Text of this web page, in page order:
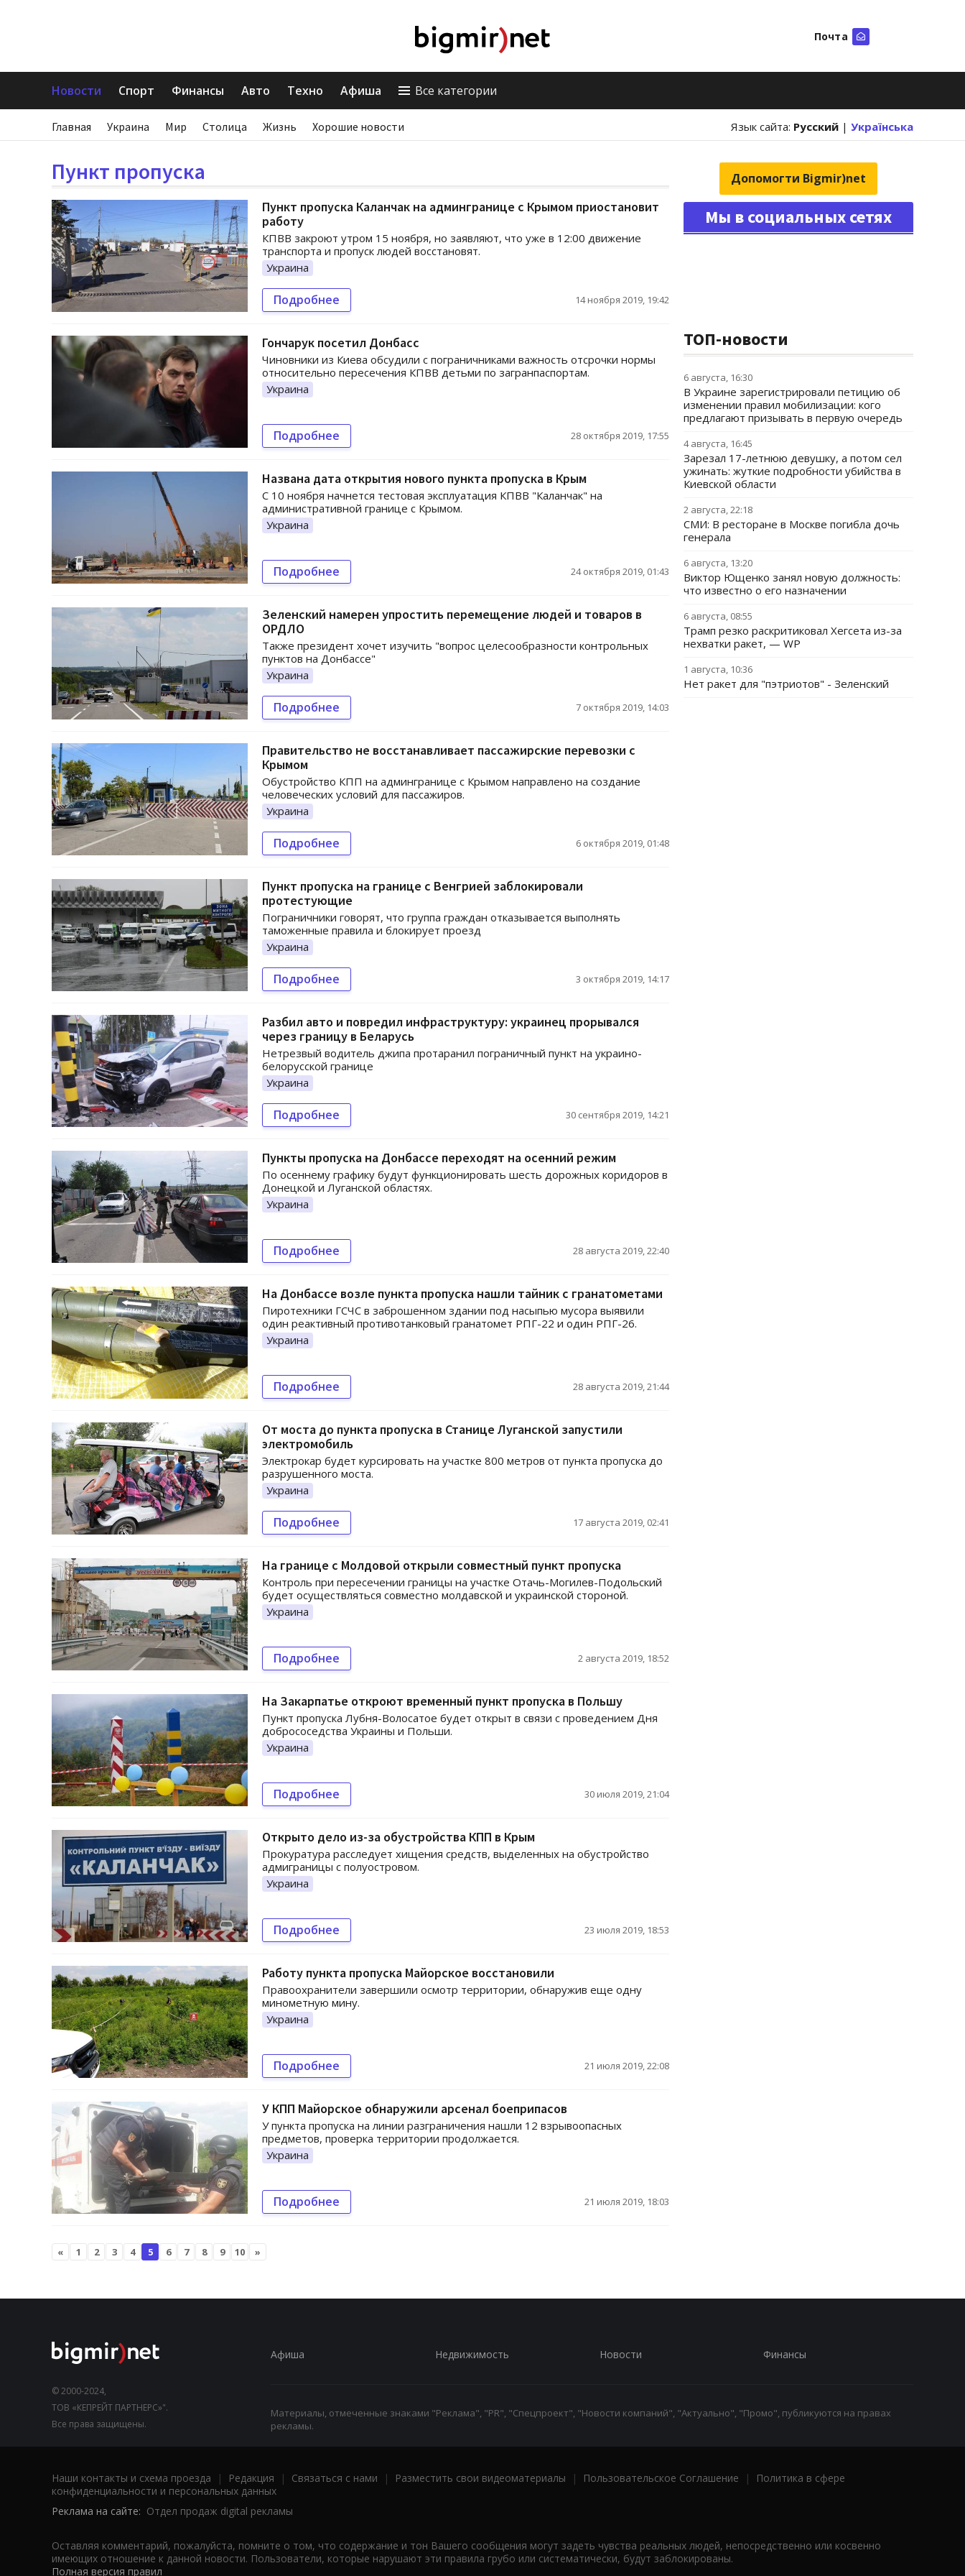
Почта
Новости Спорт Финансы Авто Техно Афиша Все категории
Главная Украина Мир Столица Жизнь Хорошие новости Язык сайта: Русский | Українська
Пункт пропуска
Пункт пропуска Каланчак на админгранице с Крымом приостановит
работу
КПВВ закроют утром 15 ноября, но заявляют, что уже в 12:00 движение
транспорта и пропуск людей восстановят.
Украина
Подробнее 14 ноября 2019, 19:42
Гончарук посетил Донбасс
Чиновники из Киева обсудили с пограничниками важность отсрочки нормы
относительно пересечения КПВВ детьми по загранпаспортам.
Украина
Подробнее 28 октября 2019, 17:55
Названа дата открытия нового пункта пропуска в Крым
С 10 ноября начнется тестовая эксплуатация КПВВ "Каланчак" на
административной границе с Крымом.
Украина
Подробнее 24 октября 2019, 01:43
Зеленский намерен упростить перемещение людей и товаров в
ОРДЛО
Также президент хочет изучить "вопрос целесообразности контрольных
пунктов на Донбассе"
Украина
Подробнее 7 октября 2019, 14:03
Правительство не восстанавливает пассажирские перевозки с
Крымом
Обустройство КПП на админгранице с Крымом направлено на создание
человеческих условий для пассажиров.
Украина
Подробнее 6 октября 2019, 01:48
Пункт пропуска на границе с Венгрией заблокировали
протестующие
Пограничники говорят, что группа граждан отказывается выполнять
таможенные правила и блокирует проезд
Украина
Подробнее 3 октября 2019, 14:17
Разбил авто и повредил инфраструктуру: украинец прорывался
через границу в Беларусь
Нетрезвый водитель джипа протаранил пограничный пункт на украино-
белорусской границе
Украина
Подробнее 30 сентября 2019, 14:21
Пункты пропуска на Донбассе переходят на осенний режим
По осеннему графику будут функционировать шесть дорожных коридоров в
Донецкой и Луганской областях.
Украина
Подробнее 28 августа 2019, 22:40
На Донбассе возле пункта пропуска нашли тайник с гранатометами
Пиротехники ГСЧС в заброшенном здании под насыпью мусора выявили
один реактивный противотанковый гранатомет РПГ-22 и один РПГ-26.
Украина
Подробнее 28 августа 2019, 21:44
От моста до пункта пропуска в Станице Луганской запустили
электромобиль
Электрокар будет курсировать на участке 800 метров от пункта пропуска до
разрушенного моста.
Украина
Подробнее 17 августа 2019, 02:41
На границе с Молдовой открыли совместный пункт пропуска
Контроль при пересечении границы на участке Отачь-Могилев-Подольский
будет осуществляться совместно молдавской и украинской стороной.
Украина
Подробнее 2 августа 2019, 18:52
На Закарпатье откроют временный пункт пропуска в Польшу
Пункт пропуска Лубня-Волосатое будет открыт в связи с проведением Дня
добрососедства Украины и Польши.
Украина
Подробнее 30 июля 2019, 21:04
Открыто дело из-за обустройства КПП в Крым
Прокуратура расследует хищения средств, выделенных на обустройство
адмиграницы с полуостровом.
Украина
Подробнее 23 июля 2019, 18:53
Работу пункта пропуска Майорское восстановили
Правоохранители завершили осмотр территории, обнаружив еще одну
минометную мину.
Украина
Подробнее 21 июля 2019, 22:08
У КПП Майорское обнаружили арсенал боеприпасов
У пункта пропуска на линии разграничения нашли 12 взрывоопасных
предметов, проверка территории продолжается.
Украина
Подробнее 21 июля 2019, 18:03
« 1 2 3 4 5 6 7 8 9 10 »
Допомогти Bigmir)net
Мы в социальных сетях
ТОП-новости
6 августа, 16:30
В Украине зарегистрировали петицию об
изменении правил мобилизации: кого
предлагают призывать в первую очередь
4 августа, 16:45
Зарезал 17-летнюю девушку, а потом сел
ужинать: жуткие подробности убийства в
Киевской области
2 августа, 22:18
СМИ: В ресторане в Москве погибла дочь
генерала
6 августа, 13:20
Виктор Ющенко занял новую должность:
что известно о его назначении
6 августа, 08:55
Трамп резко раскритиковал Хегсета из-за
нехватки ракет, — WP
1 августа, 10:36
Нет ракет для "пэтриотов" - Зеленский
© 2000-2024,
ТОВ «КЕПРЕЙТ ПАРТНЕРС»".
Все права защищены.
Афиша Недвижимость Новости Финансы
Материалы, отмеченные знаками "Реклама", "PR", "Спецпроект", "Новости компаний", "Актуально", "Промо", публикуются на правах
рекламы.
Наши контакты и схема проезда | Редакция | Связаться с нами | Разместить свои видеоматериалы | Пользовательское Соглашение |
Политика в сфере
конфиденциальности и персональных данных
Реклама на сайте: Отдел продаж digital рекламы
Оставляя комментарий, пожалуйста, помните о том, что содержание и тон Вашего сообщения могут задеть чувства реальных людей, непосредственно или косвенно
имеющих отношение к данной новости. Пользователи, которые нарушают эти правила грубо или систематически, будут заблокированы.
Полная версия правил